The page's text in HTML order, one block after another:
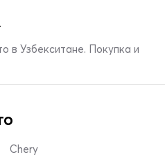
в Узбекситане. Покупка и
Chery